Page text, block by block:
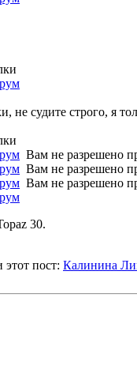
не судите строго, я
Вам не разрешено
Вам не разрешено
Вам не разрешено
30.
этот пост: Калинина